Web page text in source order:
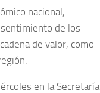
nacional,
de los
de valor, como
en la Secretaría